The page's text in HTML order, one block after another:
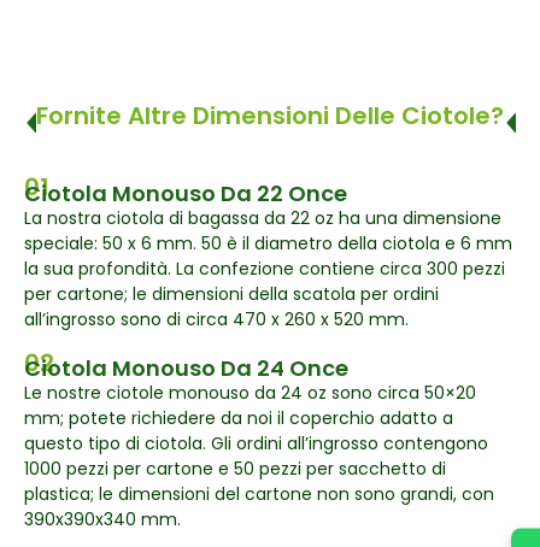
Fornite Altre Dimensioni Delle Ciotole?
01
Ciotola Monouso Da 22 Once
La nostra ciotola di bagassa da 22 oz ha una dimensione
speciale: 50 x 6 mm. 50 è il diametro della ciotola e 6 mm
la sua profondità. La confezione contiene circa 300 pezzi
per cartone; le dimensioni della scatola per ordini
all’ingrosso sono di circa 470 x 260 x 520 mm.
02
Ciotola Monouso Da 24 Once
Le nostre ciotole monouso da 24 oz sono circa 50×20
mm; potete richiedere da noi il coperchio adatto a
questo tipo di ciotola. Gli ordini all’ingrosso contengono
1000 pezzi per cartone e 50 pezzi per sacchetto di
plastica; le dimensioni del cartone non sono grandi, con
390x390x340 mm.